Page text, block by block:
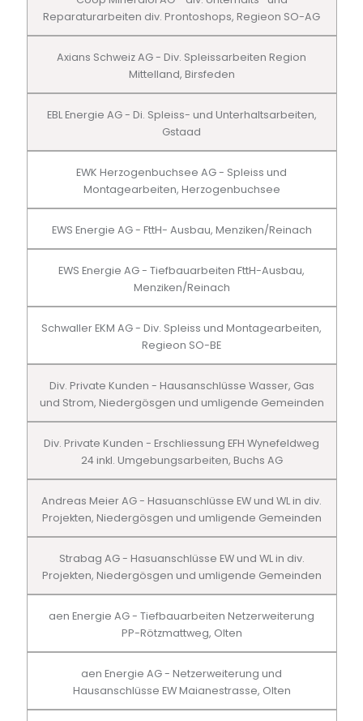
Reparaturarbeiten div. Prontoshops, Regieon SO-AG
Axians Schweiz AG - Div. Spleissarbeiten Region
Mittelland, Birsfeden
EBL Energie AG - Di. Spleiss- und Unterhaltsarbeiten,
Gstaad
EWK Herzogenbuchsee AG - Spleiss und
Montagearbeiten, Herzogenbuchsee
EWS Energie AG - FttH- Ausbau, Menziken/Reinach
EWS Energie AG - Tiefbauarbeiten FttH-Ausbau,
Menziken/Reinach
Schwaller EKM AG - Div. Spleiss und Montagearbeiten,
Regieon SO-BE
Div. Private Kunden - Hausanschlüsse Wasser, Gas
und Strom, Niedergösgen und umligende Gemeinden
Div. Private Kunden - Erschliessung EFH Wynefeldweg
24 inkl. Umgebungsarbeiten, Buchs AG
Andreas Meier AG - Hasuanschlüsse EW und WL in div.
Projekten, Niedergösgen und umligende Gemeinden
Strabag AG - Hasuanschlüsse EW und WL in div.
Projekten, Niedergösgen und umligende Gemeinden
aen Energie AG - Tiefbauarbeiten Netzerweiterung
PP-Rötzmattweg, Olten
aen Energie AG - Netzerweiterung und
Hausanschlüsse EW Maianestrasse, Olten